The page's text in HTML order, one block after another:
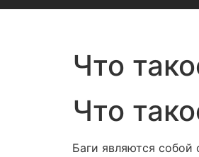
Что
Что
Баги являются